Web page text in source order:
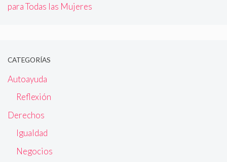
para Todas las Mujeres
CATEGORÍAS
Autoayuda
Reflexión
Derechos
Igualdad
Negocios